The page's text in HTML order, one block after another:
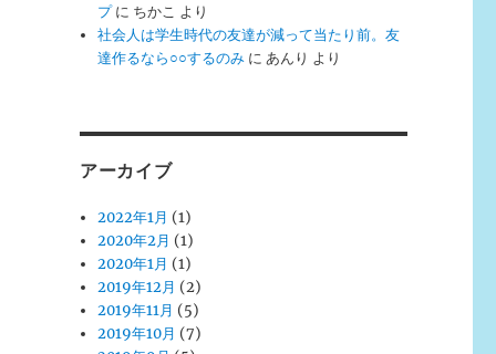
プに ちかこ より
社会人は学生時代の友達が減って当たり前。友
達作るなら○○するのみ にあんり より
アーカイブ
2022年1月 (1)
2020年2月 (1)
2020年1月 (1)
2019年12月 (2)
2019年11月 (5)
2019年10月 (7)